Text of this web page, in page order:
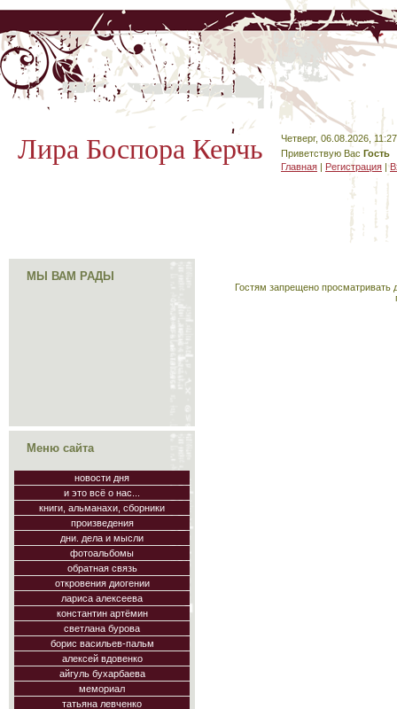
Лира Боспора Керчь
Четверг, 06.08.2026, 11:27
Приветствую Вас Гость
Главная | Регистрация |
МЫ ВАМ РАДЫ
Меню сайта
новости дня
и это всё о нас...
книги, альманахи, сборники
произведения
дни. дела и мысли
фотоальбомы
обратная связь
откровения диогении
лариса алексеева
константин артёмин
светлана бурова
борис васильев-пальм
алексей вдовенко
айгуль бухарбаева
мемориал
татьяна левченко
Гостям запрещено просматривать